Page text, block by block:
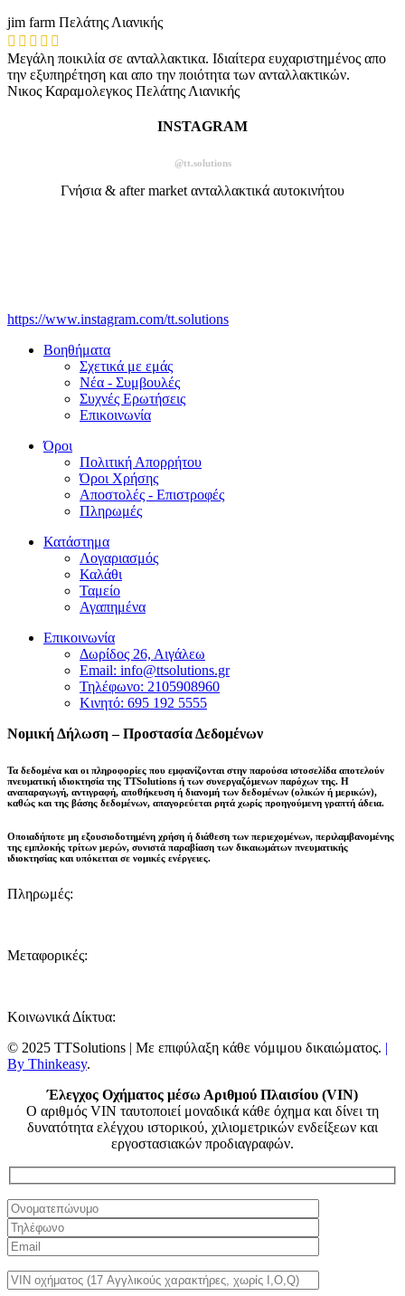
jim farm Πελάτης Λιανικής
Μεγάλη ποικιλία σε ανταλλακτικα. Ιδιαίτερα ευχαριστημένος απο
την εξυπηρέτηση και απο την ποιότητα των ανταλλακτικών.
Νικος Καραμολεγκος Πελάτης Λιανικής
INSTAGRAM
@tt.solutions
Γνήσια & after market ανταλλακτικά αυτοκινήτου
https://www.instagram.com/tt.solutions
Βοηθήματα
Σχετικά με εμάς
Νέα - Συμβουλές
Συχνές Ερωτήσεις
Επικοινωνία
Όροι
Πολιτική Απορρήτου
Όροι Χρήσης
Αποστολές - Επιστροφές
Πληρωμές
Κατάστημα
Λογαριασμός
Καλάθι
Ταμείο
Αγαπημένα
Επικοινωνία
Δωρίδος 26, Αιγάλεω
Email: info@ttsolutions.gr
Τηλέφωνο: 2105908960
Κινητό: 695 192 5555
Νομική Δήλωση – Προστασία Δεδομένων
Τα δεδομένα και οι πληροφορίες που εμφανίζονται στην παρούσα ιστοσελίδα αποτελούν
πνευματική ιδιοκτησία της TTSolutions ή των συνεργαζόμενων παρόχων της. Η
αναπαραγωγή, αντιγραφή, αποθήκευση ή διανομή των δεδομένων (ολικών ή μερικών),
καθώς και της βάσης δεδομένων, απαγορεύεται ρητά χωρίς προηγούμενη γραπτή άδεια.
Οποιαδήποτε μη εξουσιοδοτημένη χρήση ή διάθεση των περιεχομένων, περιλαμβανομένης
της εμπλοκής τρίτων μερών, συνιστά παραβίαση των δικαιωμάτων πνευματικής
ιδιοκτησίας και υπόκειται σε νομικές ενέργειες.
Πληρωμές:
Μεταφορικές:
Κοινωνικά Δίκτυα:
© 2025 TTSolutions | Με επιφύλαξη κάθε νόμιμου δικαιώματος. |
By Thinkeasy.
Έλεγχος Οχήματος μέσω Αριθμού Πλαισίου (VIN)
Ο αριθμός VIN ταυτοποιεί μοναδικά κάθε όχημα και δίνει τη
δυνατότητα ελέγχου ιστορικού, χιλιομετρικών ενδείξεων και
εργοστασιακών προδιαγραφών.